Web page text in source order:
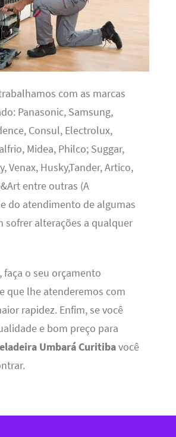
com as marcas
Panasonic, Samsung,
Consul, Electrolux,
Midea, Philco; Suggar,
Venax, Husky,Tander, Artico,
entre outras (A
do atendimento de algumas
sofrer alterações a qualquer
faça o seu orçamento
que lhe atenderemos com
rapidez. Enfim, se você
e bom preço para
Umbará Curitibavocê